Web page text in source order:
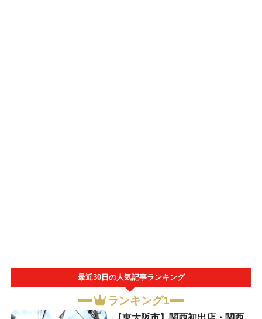
最近30日の人気記事ランキング
ランキング1